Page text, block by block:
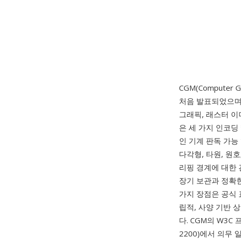
CGM(Computer
처음 발표되었으
그래픽, 래스터
은 세 가지 인코
인 기계 판독 가
다각형, 타원, 원
리핑 경계에 대한
장기 보관과 정확
가지 장점은 공식
립적, 사양 기반
다. CGM의 W3C
2200)에서 의무